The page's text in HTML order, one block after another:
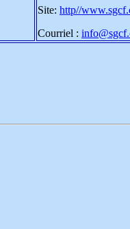
Site: http//
Courriel :